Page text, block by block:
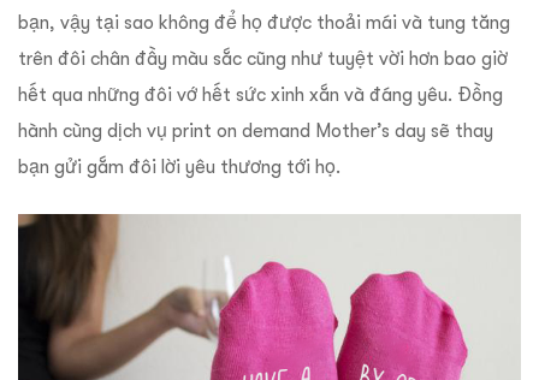
bạn, vậy tại sao không để họ được thoải mái và tung tăng
trên đôi chân đầy màu sắc cũng như tuyệt vời hơn bao giờ
hết qua những đôi vớ hết sức xinh xắn và đáng yêu. Đồng
hành cùng dịch vụ print on demand Mother’s day sẽ thay
bạn gửi gắm đôi lời yêu thương tới họ.